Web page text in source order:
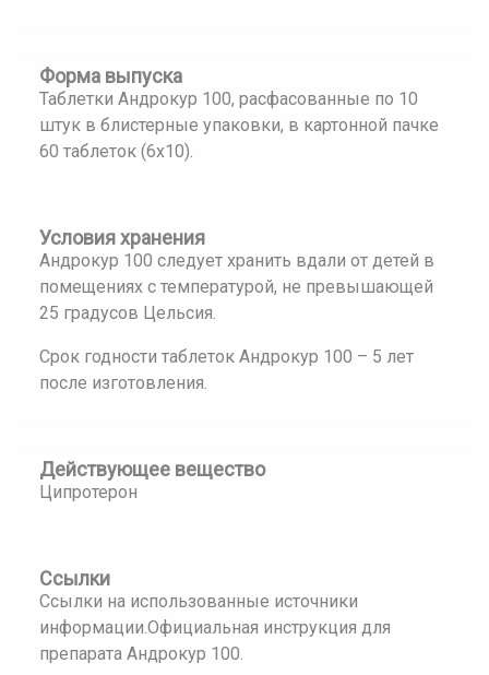
Форма выпуска
Таблетки Андрокур 100, расфасованные по 10
штук в блистерные упаковки, в картонной пачке
60 таблеток (6х10).
Условия хранения
Андрокур 100 следует хранить вдали от детей в
помещениях с температурой, не превышающей
25 градусов Цельсия.
Срок годности таблеток Андрокур 100 – 5 лет
после изготовления.
Действующее вещество
Ципротерон
Ссылки
Ссылки на использованные источники
информации.Официальная инструкция для
препарата Андрокур 100.